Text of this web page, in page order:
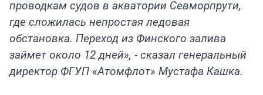
проводкам судов в акватории Севморпрути,
где сложилась непростая ледовая
обстановка. Переход из Финского залива
займет около 12 дней», - сказал генеральный
директор ФГУП «Атомфлот» Мустафа Кашка.